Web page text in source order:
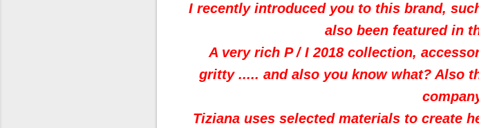
I recently introduced you to this brand,
also been featured in
A very rich P / I 2018 collection,
gritty ..... and also you know what? Also
Tiziana uses selected materials to create